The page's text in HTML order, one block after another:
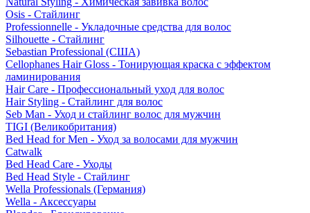
Osis - Стайлинг
Professionnelle - Укладочные средства для волос
Silhouette - Стайлинг
Sebastian Professional (США)
Cellophanes Hair Gloss - Тонирующая краска с эффектом
ламинирования
Hair Care - Профессиональный уход для волос
Hair Styling - Стайлинг для волос
Seb Man - Уход и стайлинг волос для мужчин
TIGI (Великобритания)
Bed Head for Men - Уход за волосами для мужчин
Catwalk
Bed Head Care - Уходы
Bed Head Style - Стайлинг
Wella Professionals (Германия)
Wella - Аксессуары